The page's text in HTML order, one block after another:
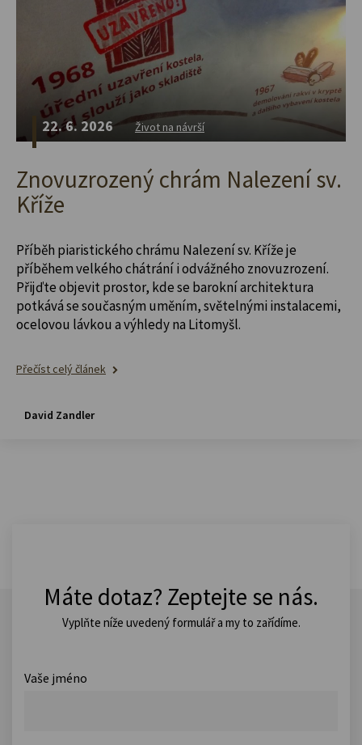
22. 6. 2026 Život na návrší
Znovuzrozený chrám Nalezení sv.
Kříže
Příběh piaristického chrámu Nalezení sv. Kříže je
příběhem velkého chátrání i odvážného znovuzrození.
Přijďte objevit prostor, kde se barokní architektura
potkává se současným uměním, světelnými instalacemi,
ocelovou lávkou a výhledy na Litomyšl.
Přečíst celý článek
David Zandler
Máte dotaz? Zeptejte se nás.
Vyplňte níže uvedený formulář a my to zařídíme.
Vaše jméno